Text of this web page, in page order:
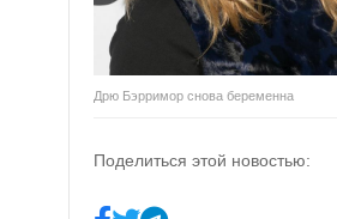
Дрю Бэрримор снова беременна
Поделиться этой новостью: